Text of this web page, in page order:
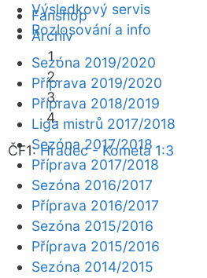
Fanshop
Archiv
ČF1:Hradec - Kometa 1:3
Výsledkový servis
Rozlosování a info
Sezóna 2019/2020
Příprava 2019/2020
Příprava 2018/2019
Liga mistrů 2017/2018
Sezóna 2017/2018
Příprava 2017/2018
Sezóna 2016/2017
Příprava 2016/2017
Sezóna 2015/2016
Příprava 2015/2016
Sezóna 2014/2015